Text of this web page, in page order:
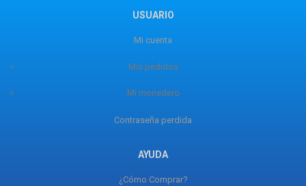
USUARIO
Mi cuenta
Mis pedidos
Mi monedero
Contraseña perdida
AYUDA
¿Cómo Comprar?